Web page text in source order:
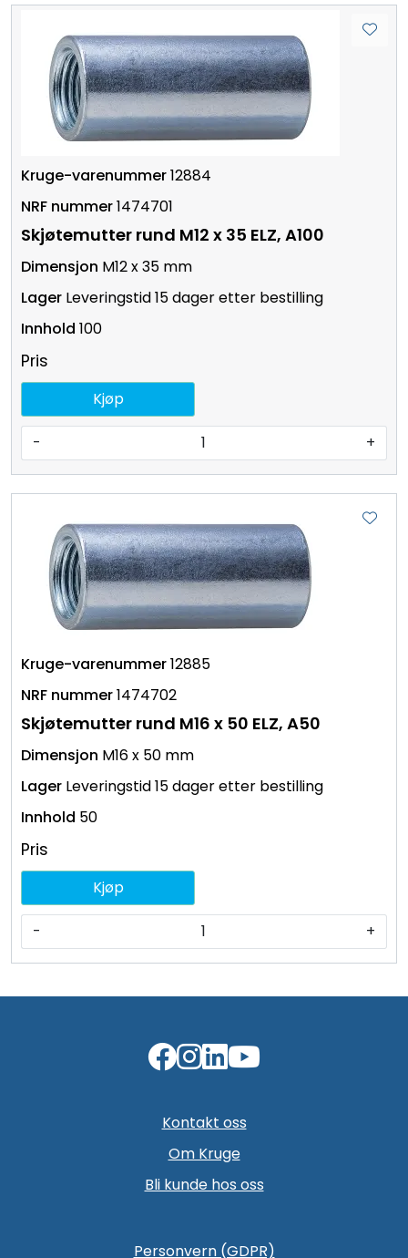
12884
1474701
Skjøtemutter rund M12 x 35 ELZ, A100
M12 x 35 mm
Leveringstid 15 dager etter bestilling
100
Pris
- +
Kjøp
12885
1474702
Skjøtemutter rund M16 x 50 ELZ, A50
M16 x 50 mm
Leveringstid 15 dager etter bestilling
50
Pris
- +
Kjøp
Kontakt oss
Om Kruge
Bli kunde hos oss
Personvern (GDPR)